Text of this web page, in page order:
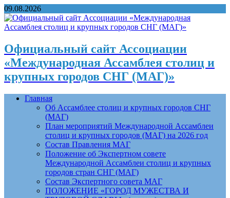
09.08.2026
Официальный сайт Ассоциации
«Международная Ассамблея столиц и
крупных городов СНГ (МАГ)»
Главная
Об Ассамблее столиц и крупных городов СНГ
(МАГ)
План мероприятий Международной Ассамблеи
столиц и крупных городов (МАГ) на 2026 год
Состав Правления МАГ
Положение об Экспертном совете
Международной Ассамблеи столиц и крупных
городов стран СНГ (МАГ)
Состав Экспертного совета МАГ
ПОЛОЖЕНИЕ «ГОРОД МУЖЕСТВА И